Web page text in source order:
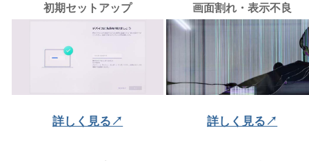
初期セットアップ
詳しく見る↗
画面割れ・表示不良
詳しく見る↗